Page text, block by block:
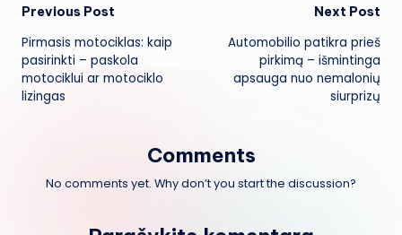
Post
navigation
Previous Post
Pirmasis motociklas: kaip
pasirinkti – paskola
motociklui ar motociklo
lizingas
Next Post
Automobilio patikra prieš
pirkimą – išmintinga
apsauga nuo nemalonių
siurprizų
Comments
No comments yet. Why don’t you start the discussion?